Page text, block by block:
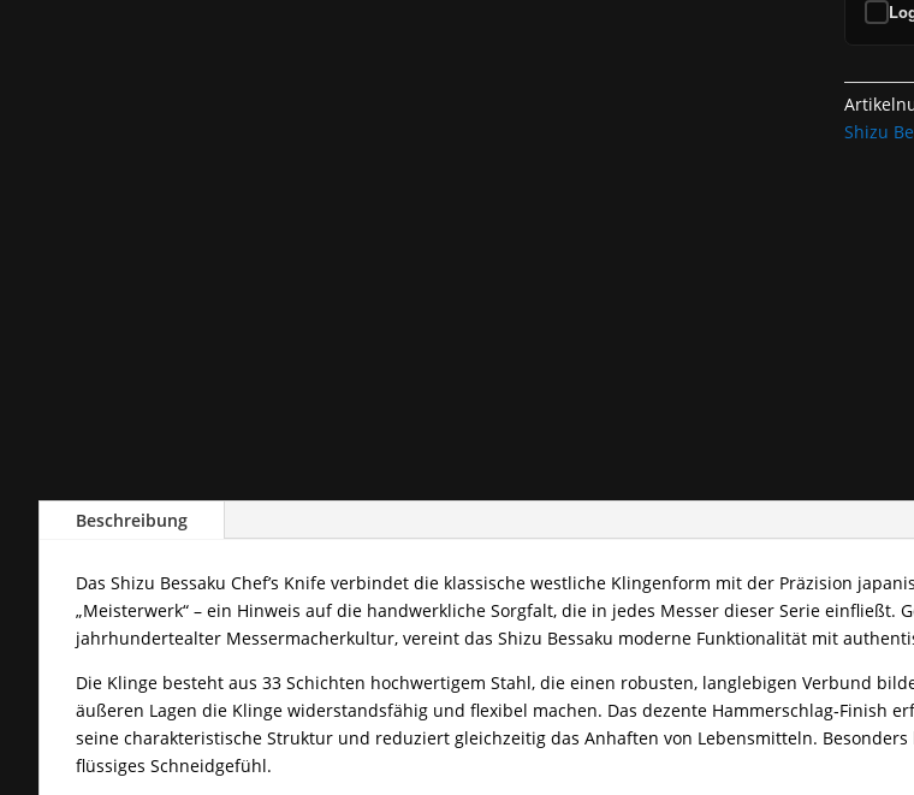
Shizu
Beschreibung
Das Shizu Bessaku Chef’s Knife verbindet die klassische westliche Klingenform mit der Präzision
„Meisterwerk“ – ein Hinweis auf die handwerkliche Sorgfalt, die in jedes Messer dieser Serie
jahrhundertealter Messermacherkultur, vereint das Shizu Bessaku moderne Funktionalität mit
Die Klinge besteht aus 33 Schichten hochwertigem Stahl, die einen robusten, langlebigen Verbund
äußeren Lagen die Klinge widerstandsfähig und flexibel machen. Das dezente Hammerschlag‑Finish
seine charakteristische Struktur und reduziert gleichzeitig das Anhaften von Lebensmitteln.
flüssiges Schneidgefühl.